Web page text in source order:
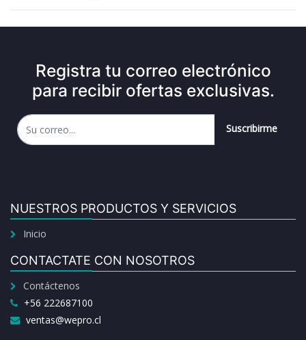
Registra tu correo electrónico
para recibir ofertas exclusivas.
Suscribirme
NUESTROS PRODUCTOS Y SERVICIOS
Inicio
CONTACTATE CON NOSOTROS
Contáctenos
+56 222687100
ventas@wepro.cl